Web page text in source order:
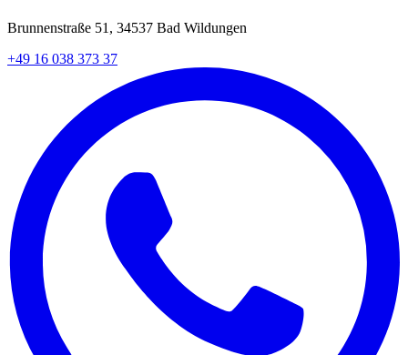
Brunnenstraße 51, 34537 Bad Wildungen
+49 16 038 373 37